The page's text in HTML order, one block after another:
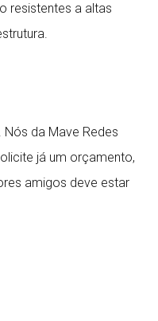
resistentes a altas
da Mave Redes
já um orçamento,
amigos deve estar